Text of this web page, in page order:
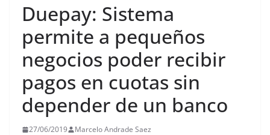
Duepay: Sistema
permite a pequeños
negocios poder recibir
pagos en cuotas sin
depender de un banco
27/06/2019 Marcelo Andrade Saez